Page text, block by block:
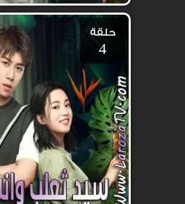
حلقة
4